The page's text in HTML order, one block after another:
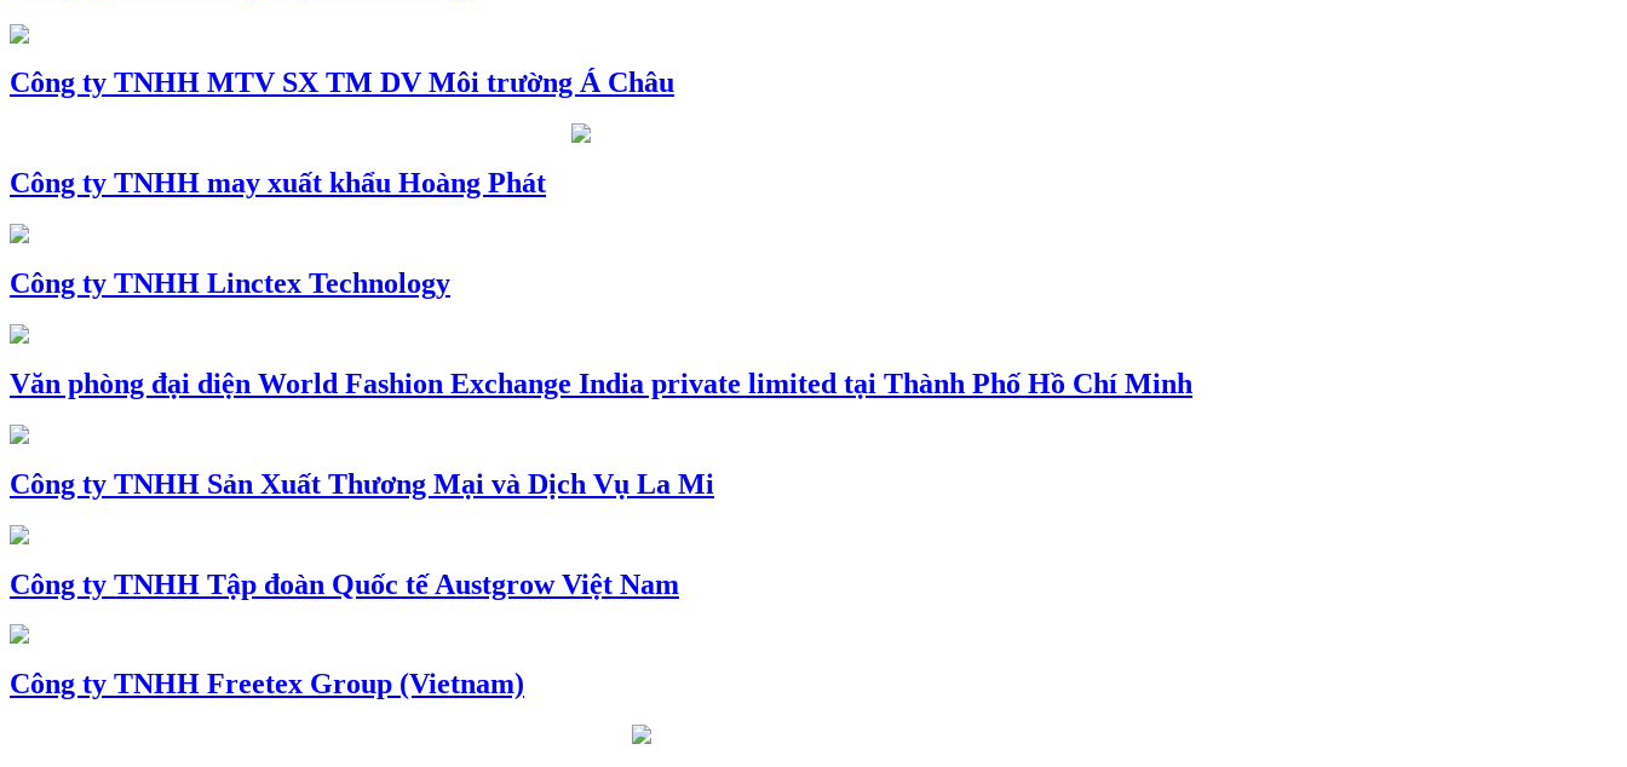
Công ty TNHH MTV SX TM DV Môi trường Á Châu
Công ty TNHH may xuất khẩu Hoàng Phát
Công ty TNHH Linctex Technology
Văn phòng đại diện World Fashion Exchange India private limited tại Thành Phố Hồ Chí Minh
Công ty TNHH Sản Xuất Thương Mại và Dịch Vụ La Mi
Công ty TNHH Tập đoàn Quốc tế Austgrow Việt Nam
Công ty TNHH Freetex Group (Vietnam)